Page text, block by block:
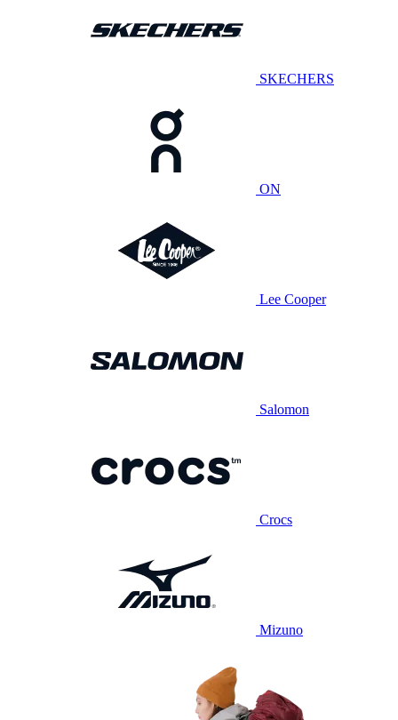
SKECHERS
ON
Lee Cooper
Salomon
Crocs
Mizuno